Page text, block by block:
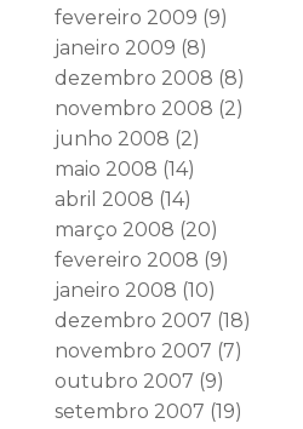
fevereiro 2009 (9)
janeiro 2009 (8)
dezembro 2008 (8)
novembro 2008 (2)
junho 2008 (2)
maio 2008 (14)
abril 2008 (14)
março 2008 (20)
fevereiro 2008 (9)
janeiro 2008 (10)
dezembro 2007 (18)
novembro 2007 (7)
outubro 2007 (9)
setembro 2007 (19)